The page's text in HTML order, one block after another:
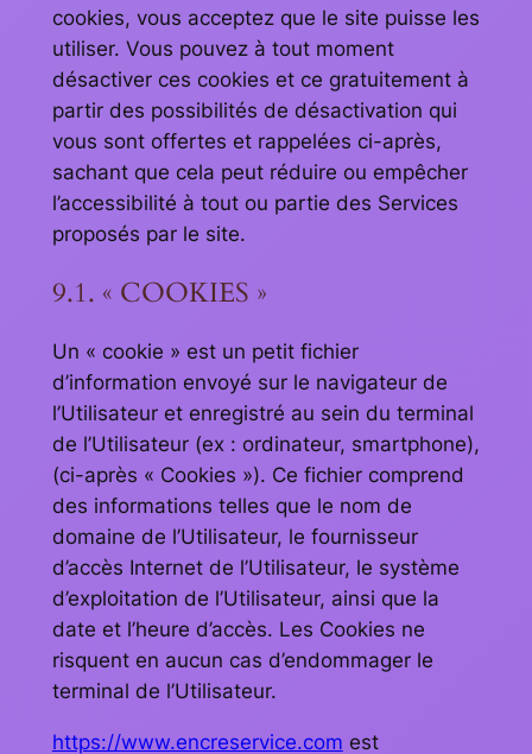
cookies, vous acceptez que le site puisse les
utiliser. Vous pouvez à tout moment
désactiver ces cookies et ce gratuitement à
partir des possibilités de désactivation qui
vous sont offertes et rappelées ci-après,
sachant que cela peut réduire ou empêcher
l’accessibilité à tout ou partie des Services
proposés par le site.
9.1. « COOKIES »
Un « cookie » est un petit fichier
d’information envoyé sur le navigateur de
l’Utilisateur et enregistré au sein du terminal
de l’Utilisateur (ex : ordinateur, smartphone),
(ci-après « Cookies »). Ce fichier comprend
des informations telles que le nom de
domaine de l’Utilisateur, le fournisseur
d’accès Internet de l’Utilisateur, le système
d’exploitation de l’Utilisateur, ainsi que la
date et l’heure d’accès. Les Cookies ne
risquent en aucun cas d’endommager le
terminal de l’Utilisateur.
https://www.encreservice.com est